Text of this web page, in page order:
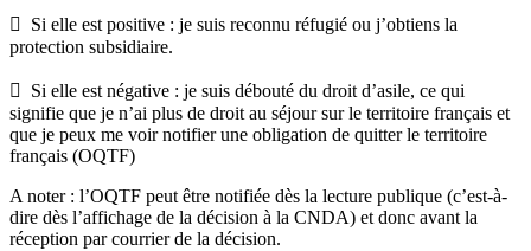
 Si elle est positive : je suis reconnu réfugié ou j’obtiens la
protection subsidiaire.
 Si elle est négative : je suis débouté du droit d’asile, ce qui
signifie que je n’ai plus de droit au séjour sur le territoire français et
que je peux me voir notifier une obligation de quitter le territoire
français (OQTF)
A noter : l’OQTF peut être notifiée dès la lecture publique (c’est-à-
dire dès l’affichage de la décision à la CNDA) et donc avant la
réception par courrier de la décision.